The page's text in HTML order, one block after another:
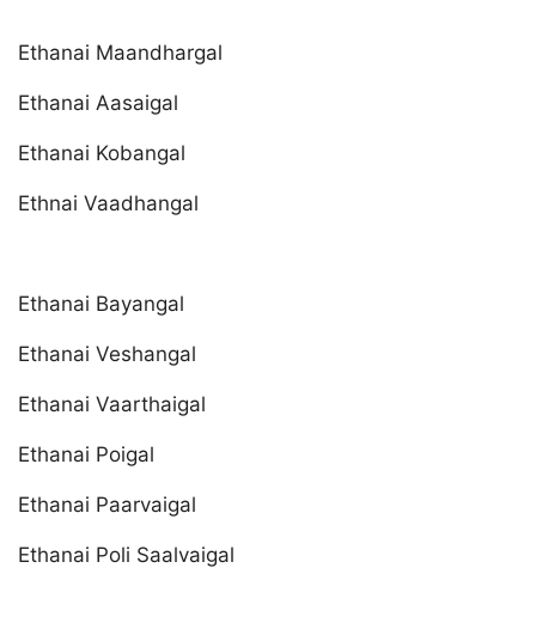
Ethanai Maandhargal
Ethanai Aasaigal
Ethanai Kobangal
Ethnai Vaadhangal
Ethanai Bayangal
Ethanai Veshangal
Ethanai Vaarthaigal
Ethanai Poigal
Ethanai Paarvaigal
Ethanai Poli Saalvaigal